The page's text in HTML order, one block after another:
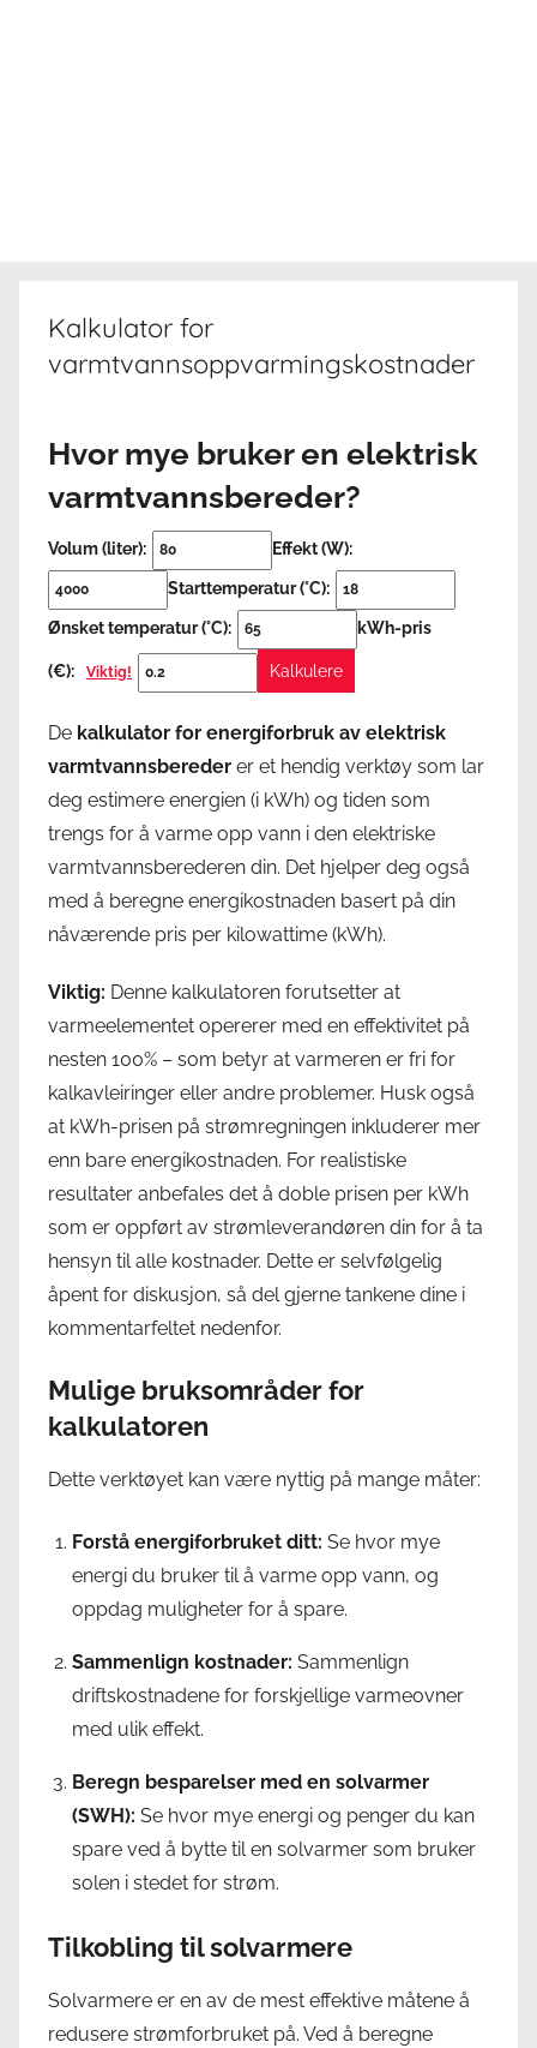
Kalkulator for
varmtvannsoppvarmingskostnader
Hvor mye bruker en elektrisk
varmtvannsbereder?
Volum (liter): Effekt (W):
Starttemperatur (°C):
Ønsket temperatur (°C): kWh-pris
(€): Viktig! Kalkulere
De kalkulator for energiforbruk av elektrisk
varmtvannsbereder er et hendig verktøy som lar
deg estimere energien (i kWh) og tiden som
trengs for å varme opp vann i den elektriske
varmtvannsberederen din. Det hjelper deg også
med å beregne energikostnaden basert på din
nåværende pris per kilowattime (kWh).
Viktig: Denne kalkulatoren forutsetter at
varmeelementet opererer med en effektivitet på
nesten 100% – som betyr at varmeren er fri for
kalkavleiringer eller andre problemer. Husk også
at kWh-prisen på strømregningen inkluderer mer
enn bare energikostnaden. For realistiske
resultater anbefales det å doble prisen per kWh
som er oppført av strømleverandøren din for å ta
hensyn til alle kostnader. Dette er selvfølgelig
åpent for diskusjon, så del gjerne tankene dine i
kommentarfeltet nedenfor.
Mulige bruksområder for
kalkulatoren
Dette verktøyet kan være nyttig på mange måter:
Forstå energiforbruket ditt: Se hvor mye
energi du bruker til å varme opp vann, og
oppdag muligheter for å spare.
Sammenlign kostnader: Sammenlign
driftskostnadene for forskjellige varmeovner
med ulik effekt.
Beregn besparelser med en solvarmer
(SWH): Se hvor mye energi og penger du kan
spare ved å bytte til en solvarmer som bruker
solen i stedet for strøm.
Tilkobling til solvarmere
Solvarmere er en av de mest effektive måtene å
redusere strømforbruket på. Ved å beregne